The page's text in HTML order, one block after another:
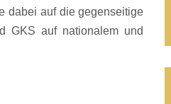
dabei auf die gegenseitige
GKS auf nationalem und